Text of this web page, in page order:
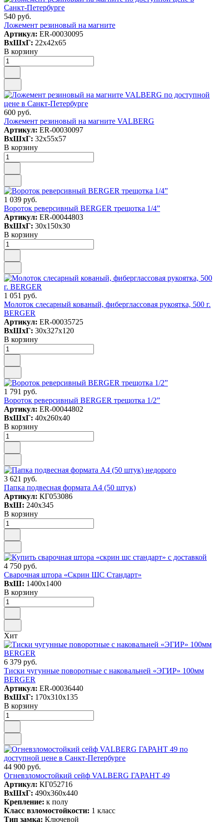
540 руб.
Ложемент резиновый на магните
Артикул: ER-00030095
ВxШxГ: 22x42x65
В корзину
600 руб.
Ложемент резиновый на магните VALBERG
Артикул: ER-00030097
ВxШxГ: 32x55x57
В корзину
1 039 руб.
Вороток реверсивный BERGER трещотка 1/4”
Артикул: ER-00044803
ВxШxГ: 30x150x30
В корзину
1 051 руб.
Молоток слесарный кованый, фиберглассовая рукоятка, 500 г.
BERGER
Артикул: ER-00035725
ВxШxГ: 30x327x120
В корзину
1 791 руб.
Вороток реверсивный BERGER трещотка 1/2”
Артикул: ER-00044802
ВxШxГ: 40x260x40
В корзину
3 621 руб.
Папка подвесная формата А4 (50 штук)
Артикул: КГ053086
ВxШ: 240x345
В корзину
4 750 руб.
Сварочная штора «Скрин ШС Стандарт»
ВxШ: 1400x1400
В корзину
Хит
6 379 руб.
Тиски чугунные поворотные с наковальней «ЭГИР» 100мм
BERGER
Артикул: ER-00036440
ВxШxГ: 170x310x135
В корзину
44 900 руб.
Огневзломостойкий сейф VALBERG ГАРАНТ 49
Артикул: КГ052716
ВxШxГ: 490x360x440
Крепление: к полу
Класс взломостойкости: 1 класс
Тип замка: Ключевой